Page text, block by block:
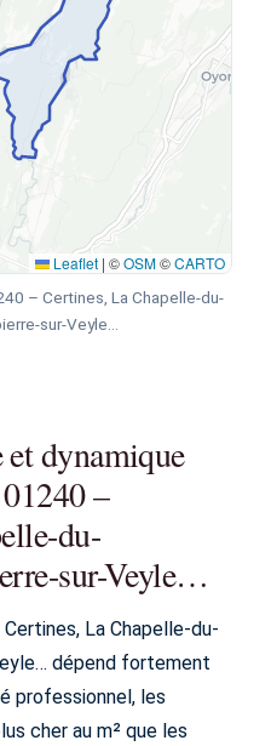
Leaflet | ©OSM©CARTO
– Certines, La Chapelle-du-
sur-Veyle…
dynamique
–
du-
sur-Veyle…
La Chapelle-du-
dépend fortement
professionnel, les
cher au m² que les